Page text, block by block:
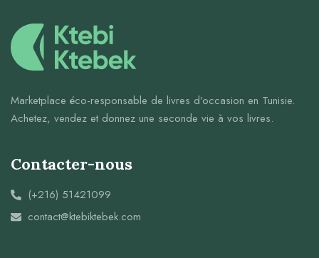
Marketplace éco-responsable de livres d’occasion en Tunisie.
Achetez, vendez et donnez une seconde vie à vos livres.
Contacter-nous
(+216) 51421099
contact@ktebiktebek.com